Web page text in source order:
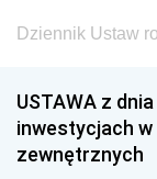
Dziennik Ustaw
USTAWA z
inwestycjach
zewnętrznych